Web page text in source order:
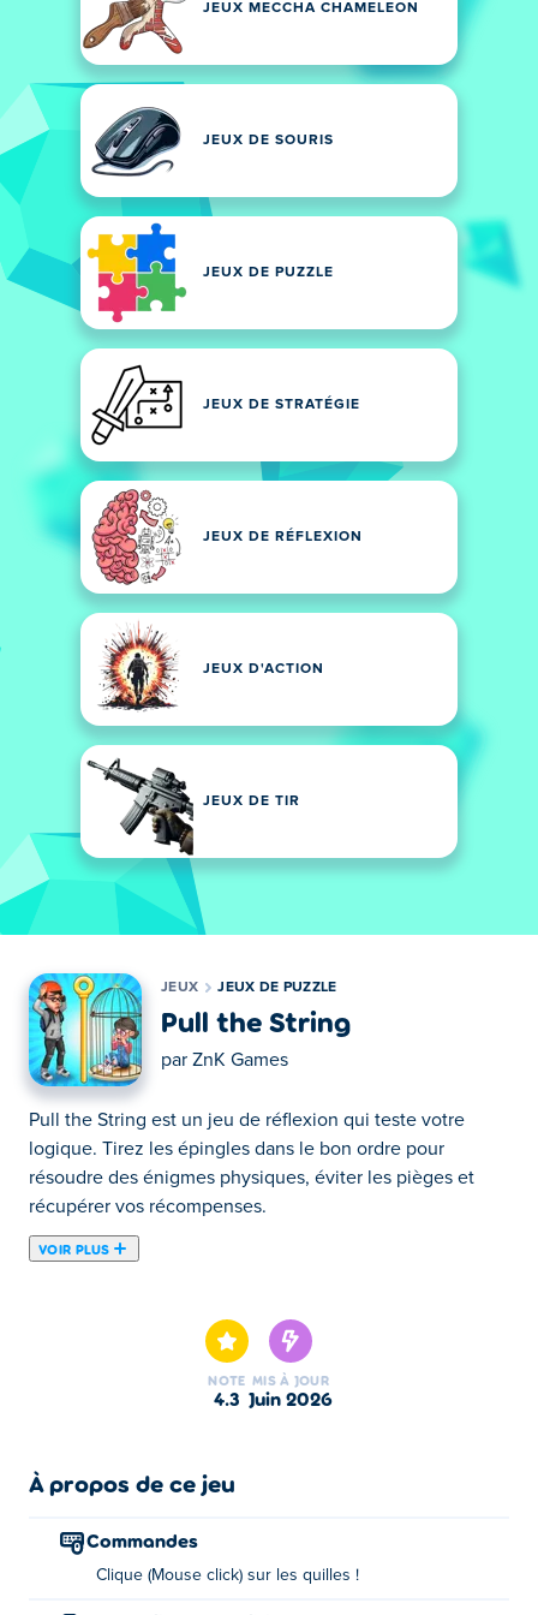
JEUX MECCHA CHAMELEON
JEUX DE SOURIS
JEUX DE PUZZLE
JEUX DE STRATÉGIE
JEUX DE RÉFLEXION
JEUX D'ACTION
JEUX DE TIR
JEUX JEUX DE PUZZLE
Pull the String
par ZnK Games
Pull the String est un jeu de réflexion qui teste votre
logique. Tirez les épingles dans le bon ordre pour
résoudre des énigmes physiques, éviter les pièges et
récupérer vos récompenses.
VOIR PLUS
alors qu'il se lance dans une quête pour impressionner
Tani et récupérer une vaste fortune en or. Ce jeu teste
votre stratégie car vous devez tirer les bonnes épingles
mauvaise solution ? Alors ne vous inquiétez pas, vous
déjouer la professeure effrayante et récupérer votre
trésor en or ?
NOTE
4.3
MIS À JOUR
juin 2026
À propos de ce jeu
Commandes
Clique (Mouse click) sur les quilles !